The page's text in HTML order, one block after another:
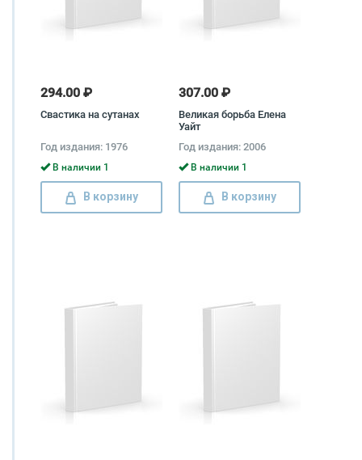
294.00 ₽
Свастика на сутанах
Год издания: 1976
В наличии 1
В корзину
307.00 ₽
Великая борьба Елена
Уайт
Год издания: 2006
В наличии 1
В корзину